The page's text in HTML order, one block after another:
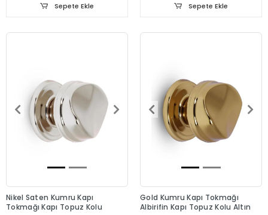
Sepete Ekle Sepete Ekle
Nikel Saten Kumru Kapı
Tokmağı Kapı Topuz Kolu
Gold Kumru Kapı Tokmağı
Albirifin Kapı Topuz Kolu Altın